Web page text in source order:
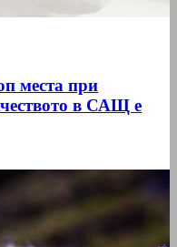
места при
в САЩ е